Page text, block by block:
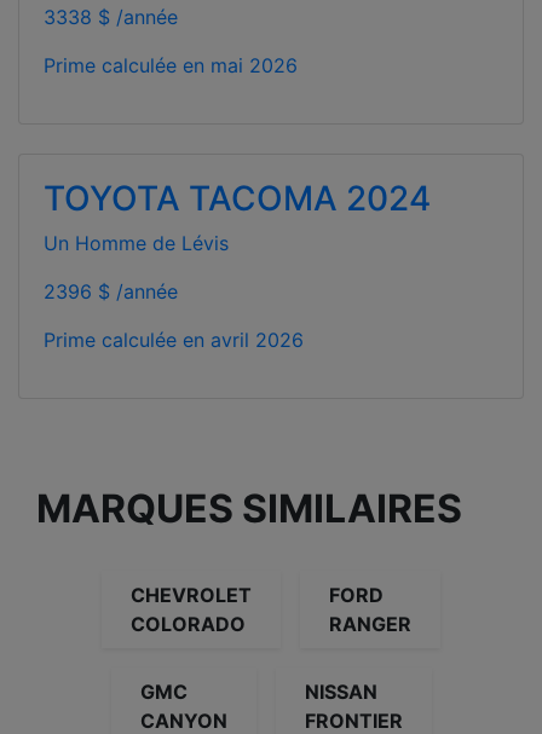
3338 $ /année
Prime calculée en mai 2026
TOYOTA TACOMA 2024
Un Homme de Lévis
2396 $ /année
Prime calculée en avril 2026
MARQUES SIMILAIRES
CHEVROLET
COLORADO
FORD
RANGER
GMC
CANYON
NISSAN
FRONTIER